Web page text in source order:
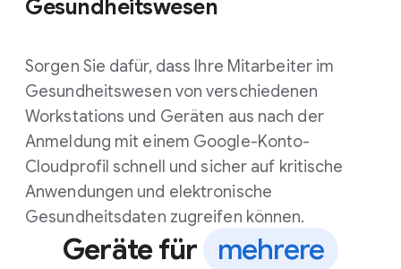
Gesundheitswesen
Sorgen Sie dafür, dass Ihre Mitarbeiter im
Gesundheitswesen von verschiedenen
Workstations und Geräten aus nach der
Anmeldung mit einem Google-Konto-
Cloudprofil schnell und sicher auf kritische
Anwendungen und elektronische
Gesundheitsdaten zugreifen können.
Geräte für
mehrere